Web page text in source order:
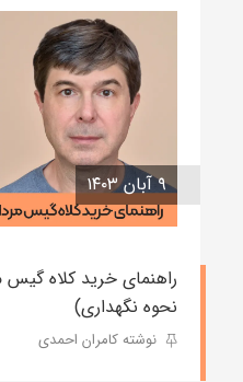
۹ آبان ۱۴۰۳
راهنمای خرید کلاه
نحوه نگهداری)
نوشته کامران احمدی